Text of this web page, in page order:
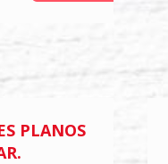
PLANOS